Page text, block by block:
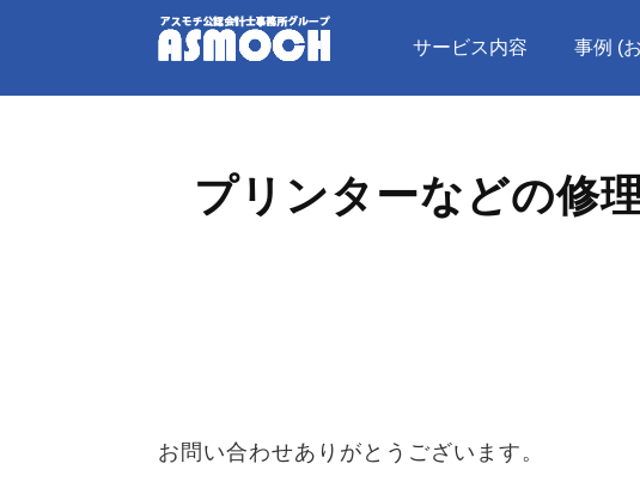
サービス内容 事例 (
プリンターなどの修
お問い合わせありがとうございます。